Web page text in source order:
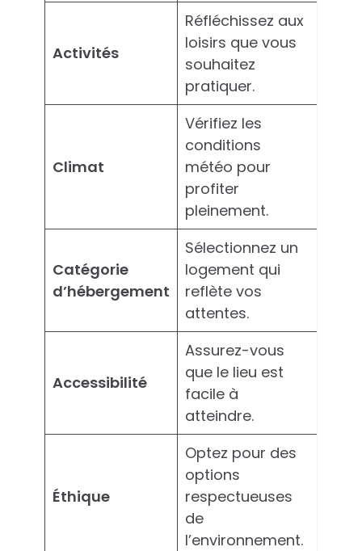
Activités
Réfléchissez aux
loisirs que vous
souhaitez
pratiquer.
Climat
Vérifiez les
conditions
météo pour
profiter
pleinement.
Catégorie
d’hébergement
Sélectionnez un
logement qui
reflète vos
attentes.
Accessibilité
Assurez-vous
que le lieu est
facile à
atteindre.
Éthique
Optez pour des
options
respectueuses
de
l’environnement.